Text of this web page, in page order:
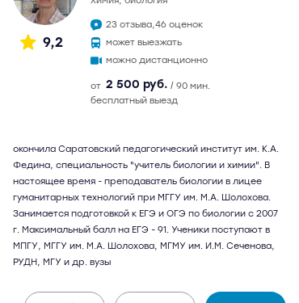
9,2
23 отзыва,46 оценок
может выезжать
можно дистанционно
от 2 500 руб. / 90 мин.
бесплатный выезд
окончила Саратовский педагогический институт им. К.А.
Федина, специальность "учитель биологии и химии". В
настоящее время - преподаватель биологии в лицее
гуманитарных технологий при МГГУ им. М.А. Шолохова.
Занимается подготовкой к ЕГЭ и ОГЭ по биологии с 2007
г. Максимальный балл на ЕГЭ - 91. Ученики поступают в
МПГУ, МГГУ им. М.А. Шолохова, МГМУ им. И.М. Сеченова,
РУДН, МГУ и др. вузы